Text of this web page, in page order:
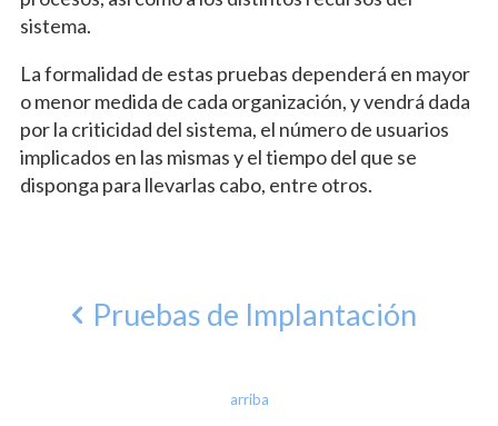
sistema.
La formalidad de estas pruebas dependerá en mayor
o menor medida de cada organización, y vendrá dada
por la criticidad del sistema, el número de usuarios
implicados en las mismas y el tiempo del que se
disponga para llevarlas cabo, entre otros.
Pruebas de Implantación
arriba